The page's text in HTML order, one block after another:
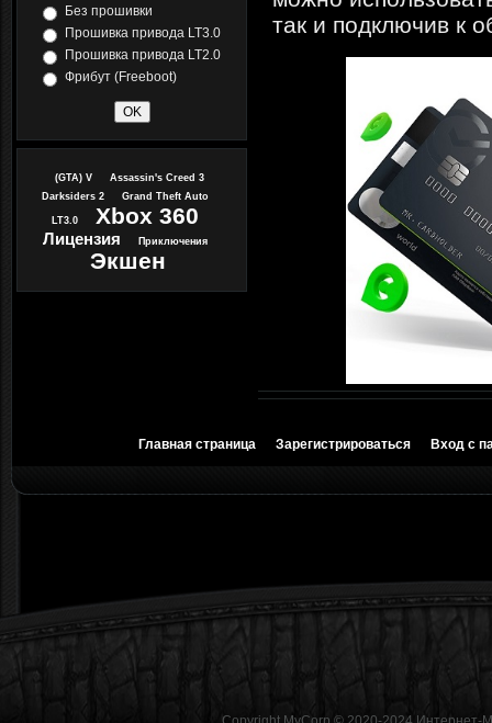
Без прошивки
Прошивка привода LT3.0
Прошивка привода LT2.0
Фрибут (Freeboot)
(GTA) V
Assassin's Creed 3
Darksiders 2
Grand Theft Auto
LT3.0 Xbox 360
Лицензия Приключения
Экшен
так и подключив к
Главная страница Зарегистрироваться Вход с